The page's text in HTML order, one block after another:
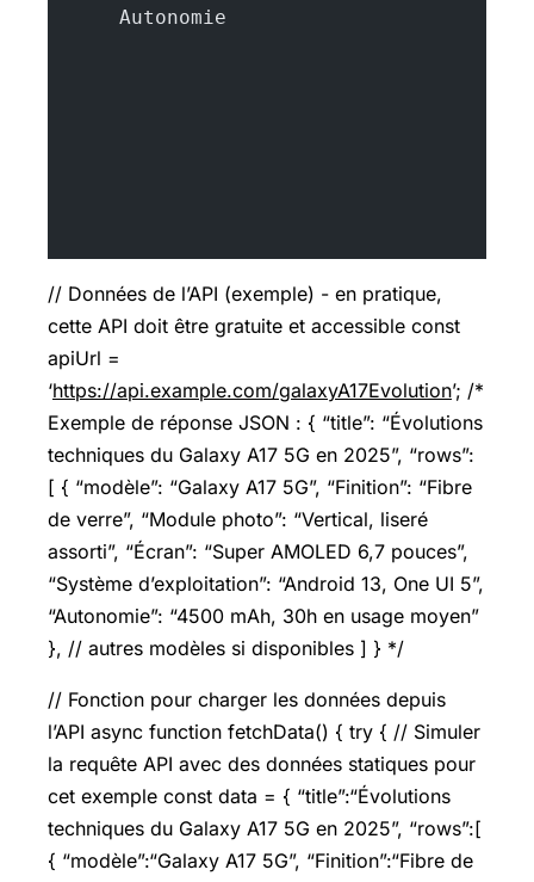
      Autonomie
// Données de l’API (exemple) - en pratique,
cette API doit être gratuite et accessible const
apiUrl =
‘https://api.example.com/galaxyA17Evolution’; /*
Exemple de réponse JSON : { “title”: “Évolutions
techniques du Galaxy A17 5G en 2025”, “rows”:
[ { “modèle”: “Galaxy A17 5G”, “Finition”: “Fibre
de verre”, “Module photo”: “Vertical, liseré
assorti”, “Écran”: “Super AMOLED 6,7 pouces”,
“Système d’exploitation”: “Android 13, One UI 5”,
“Autonomie”: “4500 mAh, 30h en usage moyen”
}, // autres modèles si disponibles ] } */
// Fonction pour charger les données depuis
l’API async function fetchData() { try { // Simuler
la requête API avec des données statiques pour
cet exemple const data = { “title”:“Évolutions
techniques du Galaxy A17 5G en 2025”, “rows”:[
{ “modèle”:“Galaxy A17 5G”, “Finition”:“Fibre de